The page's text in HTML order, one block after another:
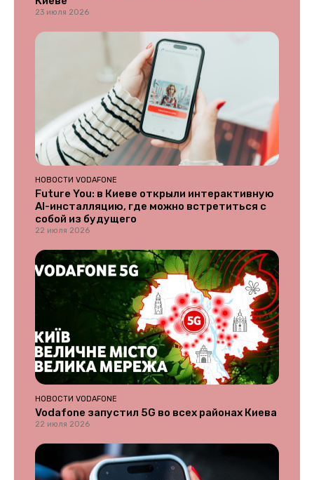
23 июля 2026
НОВОСТИ VODAFONE
Future You: в Киеве открыли интерактивную
AI-инсталляцию, где можно встретиться с
собой из будущего
22 июля 2026
НОВОСТИ VODAFONE
Vodafone запустил 5G во всех районах Киева
22 июля 2026